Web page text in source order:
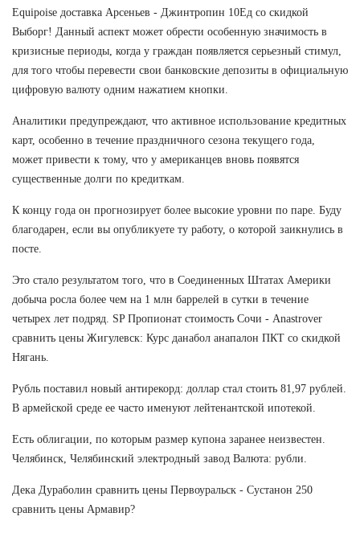
Equipoise доставка Арсеньев - Джинтропин 10Ед со скидкой
Выборг! Данный аспект может обрести особенную значимость в
кризисные периоды, когда у граждан появляется серьезный стимул,
для того чтобы перевести свои банковские депозиты в официальную
цифровую валюту одним нажатием кнопки.
Аналитики предупреждают, что активное использование кредитных
карт, особенно в течение праздничного сезона текущего года,
может привести к тому, что у американцев вновь появятся
существенные долги по кредиткам.
К концу года он прогнозирует более высокие уровни по паре. Буду
благодарен, если вы опубликуете ту работу, о которой заикнулись в
посте.
Это стало результатом того, что в Соединенных Штатах Америки
добыча росла более чем на 1 млн баррелей в сутки в течение
четырех лет подряд. SP Пропионат стоимость Сочи - Anastrover
сравнить цены Жигулевск: Курс данабол анапалон ПКТ со скидкой
Нягань.
Рубль поставил новый антирекорд: доллар стал стоить 81,97 рублей.
В армейской среде ее часто именуют лейтенантской ипотекой.
Есть облигации, по которым размер купона заранее неизвестен.
Челябинск, Челябинский электродный завод Валюта: рубли.
Дека Дураболин сравнить цены Первоуральск - Сустанон 250
сравнить цены Армавир?